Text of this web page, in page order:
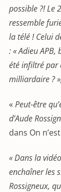
possible ?! Le
ressemble
la télé ! Celui
: « Adieu
été infiltré par
milliardaire ?
« Peut-être
d’Aude
dans On
« Dans la
enchaîner les
Rossigneux,